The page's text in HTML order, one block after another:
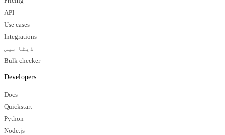
API
Use cases
Integrations
ڈیٹا بیس
Bulk checker
Developers
Docs
Quickstart
Python
Node.js